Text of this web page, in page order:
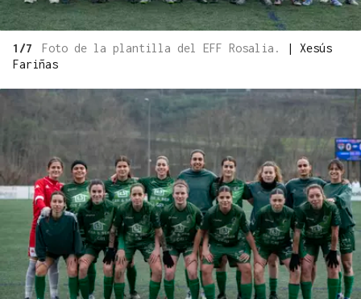
1/7 Foto de la plantilla del EFF Rosalia. | Xesús
Fariñas